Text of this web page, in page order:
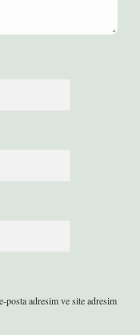
posta adresim ve site adresim